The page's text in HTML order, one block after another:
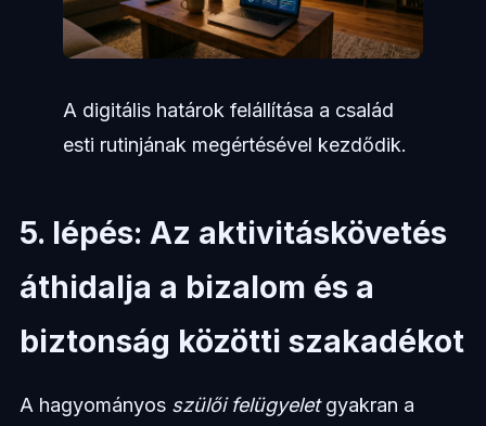
A digitális határok felállítása a család
esti rutinjának megértésével kezdődik.
5. lépés: Az aktivitáskövetés
áthidalja a bizalom és a
biztonság közötti szakadékot
A hagyományos szülői felügyeletgyakran a